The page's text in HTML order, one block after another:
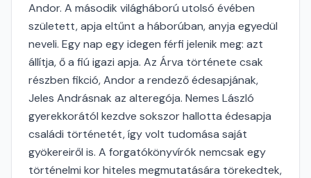
Andor. A második világháború utolsó évében
született, apja eltűnt a háborúban, anyja egyedül
neveli. Egy nap egy idegen férfi jelenik meg: azt
állítja, ő a fiú igazi apja. Az Árva története csak
részben fikció, Andor a rendező édesapjának,
Jeles Andrásnak az alteregója. Nemes László
gyerekkorától kezdve sokszor hallotta édesapja
családi történetét, így volt tudomása saját
gyökereiről is. A forgatókönyvírók nemcsak egy
történelmi kor hiteles megmutatására törekedtek,